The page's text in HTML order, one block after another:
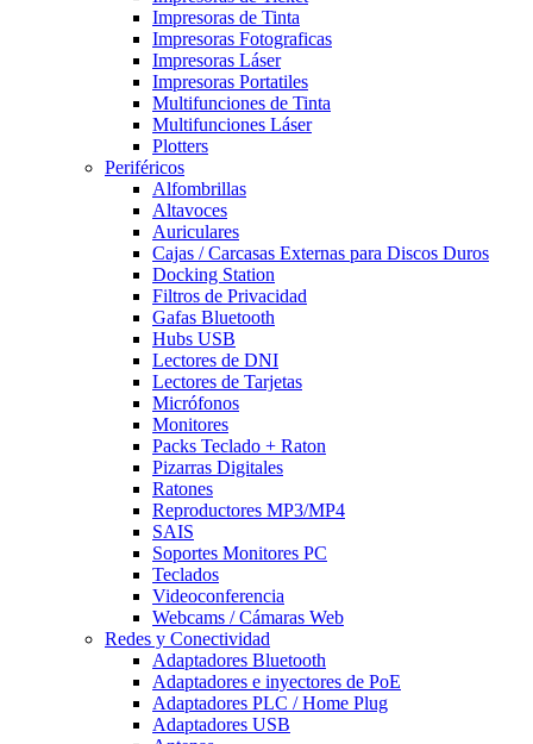
Impresoras de Tinta
Impresoras Fotograficas
Impresoras Láser
Impresoras Portatiles
Multifunciones de Tinta
Multifunciones Láser
Plotters
Periféricos
Alfombrillas
Altavoces
Auriculares
Cajas / Carcasas Externas para Discos Duros
Docking Station
Filtros de Privacidad
Gafas Bluetooth
Hubs USB
Lectores de DNI
Lectores de Tarjetas
Micrófonos
Monitores
Packs Teclado + Raton
Pizarras Digitales
Ratones
Reproductores MP3/MP4
SAIS
Soportes Monitores PC
Teclados
Videoconferencia
Webcams / Cámaras Web
Redes y Conectividad
Adaptadores Bluetooth
Adaptadores e inyectores de PoE
Adaptadores PLC / Home Plug
Adaptadores USB